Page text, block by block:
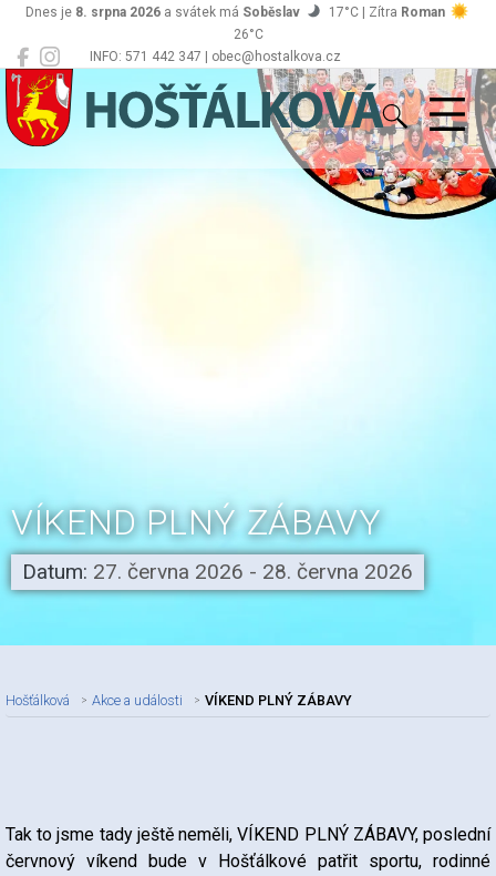
INFO: 571 442 347 | obec@hostalkova.cz
Dnes je 8. srpna 2026 a svátek má Soběslav 17°C | Zítra Roman
26°C
Hošťálková
VÍKEND PLNÝ ZÁBAVY
Datum: 27. června 2026 - 28. června 2026
Hošťálková Akce a události VÍKEND PLNÝ ZÁBAVY
Tak to jsme tady ještě neměli, VÍKEND PLNÝ ZÁBAVY, poslední
červnový víkend bude v Hošťálkové patřit sportu, rodinné